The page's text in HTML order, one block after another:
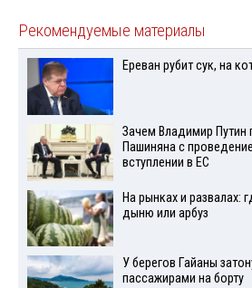
Рекомендуемые материалы
Ереван рубит сук, на
Зачем Владимир Путин
Пашиняна с
вступлении в ЕС
На рынках и развалах:
дыню или арбуз
У берегов Гайаны
пассажирами на борту